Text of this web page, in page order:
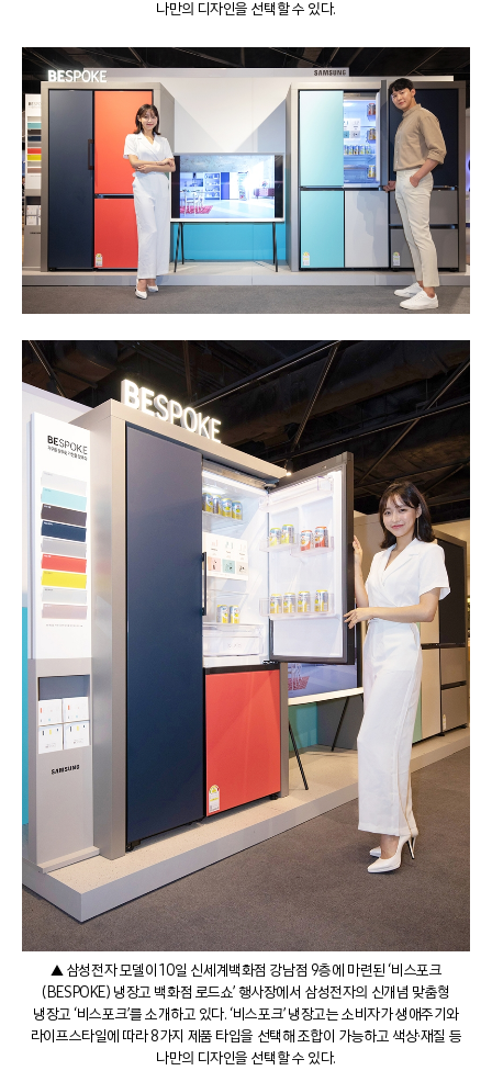
나만의 디자인을 선택할 수 있다.
▲ 삼성전자 모델이 10일 신세계백화점 강남점 9층에 마련된 ‘비스포크
(BESPOKE) 냉장고 백화점 로드쇼’ 행사장에서 삼성전자의 신개념 맞춤형
냉장고 ‘비스포크’를 소개하고 있다. ‘비스포크’ 냉장고는 소비자가 생애주기와
라이프스타일에 따라 8가지 제품 타입을 선택해 조합이 가능하고 색상·재질 등
나만의 디자인을 선택할 수 있다.